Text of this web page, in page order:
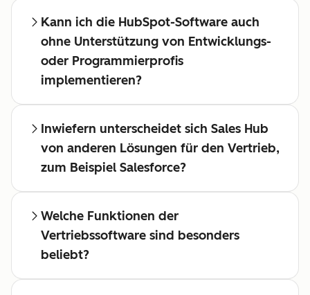
Kann ich die HubSpot-Software auch
ohne Unterstützung von Entwicklungs-
oder Programmierprofis
implementieren?
Inwiefern unterscheidet sich Sales Hub
von anderen Lösungen für den Vertrieb,
zum Beispiel Salesforce?
Welche Funktionen der
Vertriebssoftware sind besonders
beliebt?